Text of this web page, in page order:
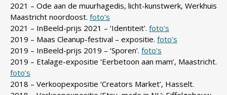
2021 – Ode aan de muurhagedis, licht-kunstwerk, Werkhuis
Maastricht noordoost. foto’s
2021 – InBeeld-prijs 2021 – ‘Identiteit’. foto’s
2019 – Maas Cleanup-festival – expositie. foto’s
2019 – InBeeld-prijs 2019 – ‘Sporen’. foto’s
2019 – Etalage-expositie ‘Eerbetoon aan mam’, Maastricht.
foto’s
2018 – Verkoopexpositie ‘Creators Market’, Hasselt.